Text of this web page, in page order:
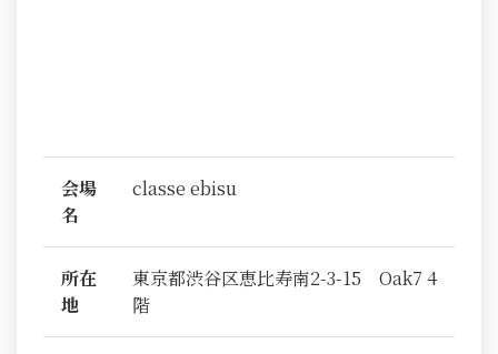
会場
名
classe ebisu
所在
地
東京都渋谷区恵比寿南2-3-15 Oak7 4
階